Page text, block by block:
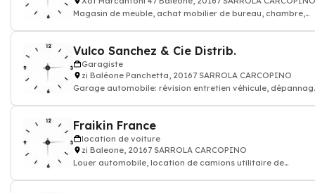
Magasin de meuble, achat mobilier de bureau, chambre,
Vulco Sanchez & Cie Distrib.
Garagiste
zi Baléone Panchetta, 20167 SARROLA CARCOPINO
Garage automobile: révision entretien véhicule,
Fraikin France
location de voiture
zi Baleone, 20167 SARROLA CARCOPINO
Louer automobile, location de camions utilitaire de